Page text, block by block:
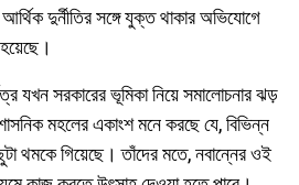
দুর্নীতির সঙ্গে যুক্ত থাকার অভিযোগে
যখন সরকারের ভূমিকা নিয়ে সমালোচনার ঝড়
মহলের একাংশ মনে করছে যে, বিভিন্ন
থমকে গিয়েছে। তাঁদের মতে, নবান্নের ওই